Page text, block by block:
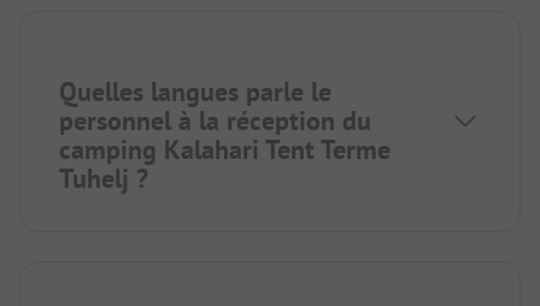
Quelles langues parle le
personnel à la réception du
camping Kalahari Tent Terme
Tuhelj ?